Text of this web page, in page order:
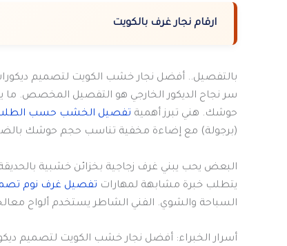
ارقام نجار غرف بالكويت
بالتفصيل.. أفضل نجار خشب الكويت لتصميم
سر نجاح الديكور الخارجي هو التفصيل المخصص. ما
حوشك. هني تبرز أهمية تفصيل الخشب حسب
(برجولة) مع إضاءة مخفية تناسب حجم حوشك
البعض يحب يبني غرف زجاجية بخزائن خشبية
يتطلب خبرة مشابهة لمهارات تفصيل غرف نوم
السباحة والشوي. الفني الشاطر يستخدم ألواح
أسرار الخبراء: أفضل نجار خشب الكويت لتصميم